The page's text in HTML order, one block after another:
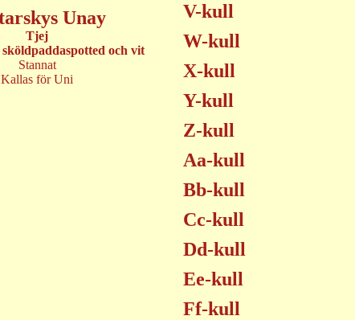
Unay
Tjej
och vit
Stannat
Kallas för Uni
V-kull
W-kull
X-kull
Y-kull
Z-kull
Aa-kull
Bb-kull
Cc-kull
Dd-kull
Ee-kull
Ff-kull